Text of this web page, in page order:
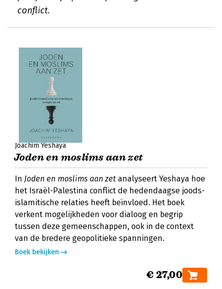
conflict.
Joachim Yeshaya
Joden en moslims aan zet
In Joden en moslims aan zet analyseert Yeshaya hoe
het Israël-Palestina conflict de hedendaagse joods-
islamitische relaties heeft beïnvloed. Het boek
verkent mogelijkheden voor dialoog en begrip
tussen deze gemeenschappen, ook in de context
van de bredere geopolitieke spanningen.
Boek bekijken
€ 27,00